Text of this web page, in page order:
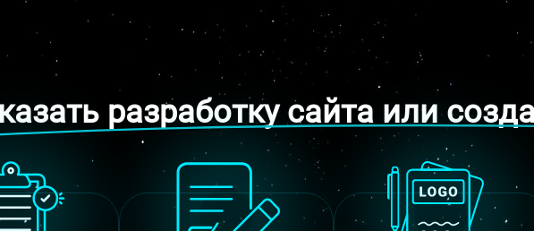
разработку сайта или